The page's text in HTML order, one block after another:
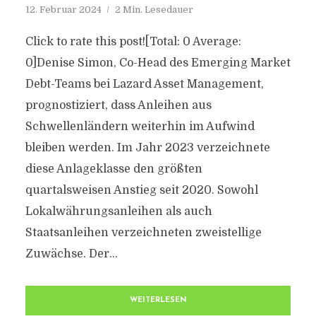
12. Februar 2024 2 Min. Lesedauer
Click to rate this post![Total: 0 Average:
0]Denise Simon, Co-Head des Emerging Market
Debt-Teams bei Lazard Asset Management,
prognostiziert, dass Anleihen aus
Schwellenländern weiterhin im Aufwind
bleiben werden. Im Jahr 2023 verzeichnete
diese Anlageklasse den größten
quartalsweisen Anstieg seit 2020. Sowohl
Lokalwährungsanleihen als auch
Staatsanleihen verzeichneten zweistellige
Zuwächse. Der...
WEITERLESEN